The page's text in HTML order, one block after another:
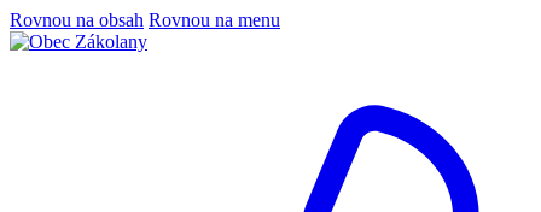
Rovnou na obsah Rovnou na menu